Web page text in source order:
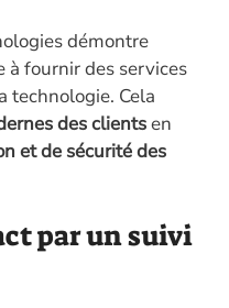
démontre
à fournir des services
technologie. Cela
des clientsen
et de sécurité des
par un suivi